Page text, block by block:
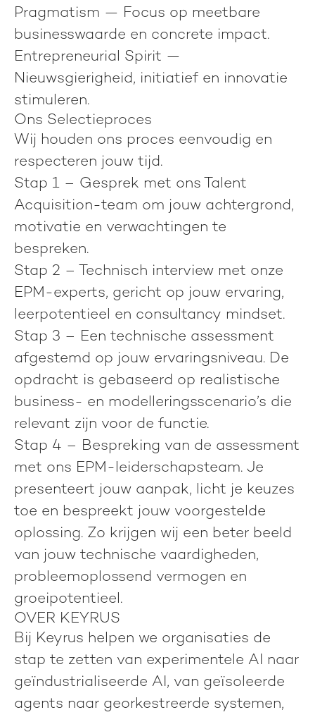
Pragmatism — Focus op meetbare
businesswaarde en concrete impact.
Entrepreneurial Spirit —
Nieuwsgierigheid, initiatief en innovatie
stimuleren.
Ons Selectieproces
Wij houden ons proces eenvoudig en
respecteren jouw tijd.
Stap 1 – Gesprek met ons Talent
Acquisition-team om jouw achtergrond,
motivatie en verwachtingen te
bespreken.
Stap 2 – Technisch interview met onze
EPM-experts, gericht op jouw ervaring,
leerpotentieel en consultancy mindset.
Stap 3 – Een technische assessment
afgestemd op jouw ervaringsniveau. De
opdracht is gebaseerd op realistische
business- en modelleringsscenario’s die
relevant zijn voor de functie.
Stap 4 – Bespreking van de assessment
met ons EPM-leiderschapsteam. Je
presenteert jouw aanpak, licht je keuzes
toe en bespreekt jouw voorgestelde
oplossing. Zo krijgen wij een beter beeld
van jouw technische vaardigheden,
probleemoplossend vermogen en
groeipotentieel.
OVER KEYRUS
Bij Keyrus helpen we organisaties de
stap te zetten van experimentele AI naar
geïndustrialiseerde AI, van geïsoleerde
agents naar georkestreerde systemen,